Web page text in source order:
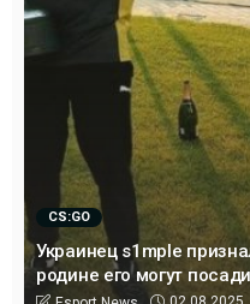
CS:GO
Украинец s1mple
родине его могут